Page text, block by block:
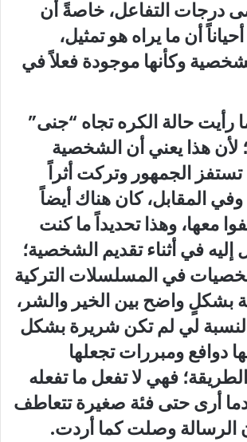
درجات التفاعل، خاصةً أن
أن ما يراه هو تمثيل،
وكأنها موجودة فعلاً في
رأيت حالة الكره تجاه “جنى”
لأن هذا يعني أن الشخصية
الجمهور وتركت أثراً
وفي المقابل، كان هناك أيضاً
معها، وهذا تحديداً ما كنت
في أثناء تقديم الشخصية؛
في المسلسلات التركية
واضح بين الخير والشر،
لي لم تكن شريرة بشكل
دوافع ومبررات تجعلها
فهي لا تفعل ما تفعله
أرى حتى فئة صغيرة تتعاطف
الرسالة وصلت كما أردت.